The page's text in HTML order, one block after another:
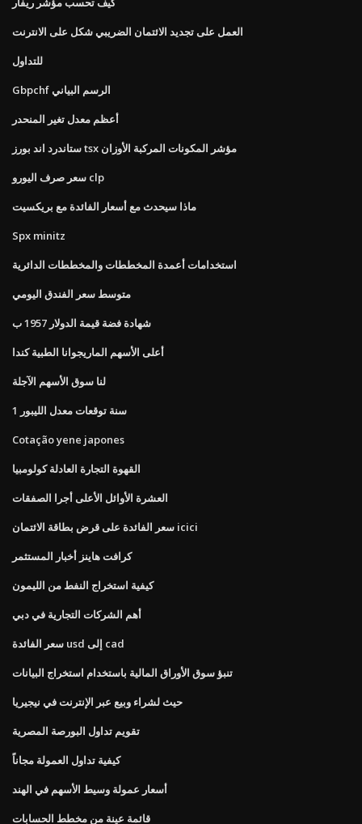
العمل على تجديد الائتمان الضريبي شكل على الانترنت
للتداول
Gbpchf الرسم البياني
أعظم معدل تغير المنحدر
ستاندرد اند بورز tsx مؤشر المكونات المركبة الأوزان
سعر صرف اليورو clp
ماذا سيحدث مع أسعار الفائدة مع بريكسيت
Spx minitz
استخدامات أعمدة المخططات والمخططات الدائرية
متوسط ​​سعر الفندق اليومي
شهادة فضة قيمة الدولار 1957 ب
أعلى الأسهم الماريجوانا الطبية كندا
لنا سوق الأسهم الآجلة
1 سنة توقعات معدل الليبور
Cotação yene japones
القهوة التجارة العادلة كولومبيا
العشرة الأوائل الأعلى أجرا الصفقات
سعر الفائدة على قرض بطاقة الائتمان icici
كرافت هاينز أخبار المستثمر
كيفية استخراج النفط من الليمون
أهم الشركات التجارية في دبي
سعر الفائدة usd إلى cad
تنبؤ سوق الأوراق المالية باستخدام استخراج البيانات
حيث لشراء وبيع عبر الإنترنت في نيجيريا
تقويم تداول البورصة المصرية
كيفية تداول العمولة مجاناً
أسعار عمولة وسيط الأسهم في الهند
قائمة عينة من مخطط الحسابات